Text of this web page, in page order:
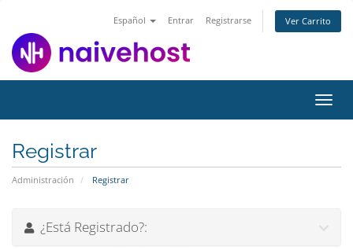
Español Entrar Registrarse Ver Carrito
Registrar
Administración Registrar
¿Está Registrado?: